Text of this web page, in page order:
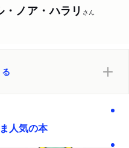
ノア・ハラリ さん
ま人気の本